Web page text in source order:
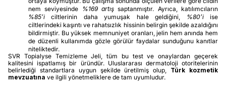
nem seviyesinde
%169 artış saptanmıştır. Ayrıca, katılımcıların
%85’i ciltlerinin daha yumuşak hale geldiğini, %80’iise
ciltlerindeki kaşıntı ve rahatsızlık hissinin belirgin şekilde azaldığını
bildirmiştir. Bu yüksek memnuniyet oranları, jelin hem anında hem
de düzenli kullanımda gözle görülür faydalar sunduğunu kanıtlar
niteliktedir.
SVR Topialyse Temizleme Jeli, tüm bu test ve onaylardan geçerek
kalitesini ispatlamış bir üründür. Uluslararası dermatoloji otoritelerinin
belirlediği standartlara uygun şekilde üretilmiş olup, Türk kozmetik
mevzuatına ve ilgili yönetmeliklere de tam uyumludur.